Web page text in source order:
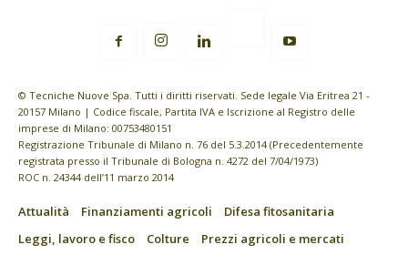
© Tecniche Nuove Spa. Tutti i diritti riservati. Sede legale Via Eritrea 21 -
20157 Milano | Codice fiscale, Partita IVA e Iscrizione al Registro delle
imprese di Milano: 00753480151
Registrazione Tribunale di Milano n. 76 del 5.3.2014 (Precedentemente
registrata presso il Tribunale di Bologna n. 4272 del 7/04/1973)
ROC n. 24344 dell’11 marzo 2014
Attualità Finanziamenti agricoli
Difesa fitosanitaria
Leggi, lavoro e fisco
Colture
Prezzi agricoli e mercati